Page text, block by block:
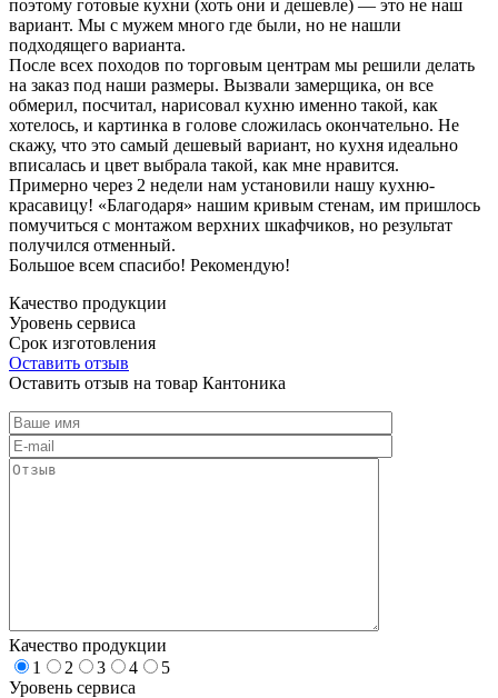
поэтому готовые кухни (хоть они и дешевле) — это не наш
вариант. Мы с мужем много где были, но не нашли
подходящего варианта.
После всех походов по торговым центрам мы решили делать
на заказ под наши размеры. Вызвали замерщика, он все
обмерил, посчитал, нарисовал кухню именно такой, как
хотелось, и картинка в голове сложилась окончательно. Не
скажу, что это самый дешевый вариант, но кухня идеально
вписалась и цвет выбрала такой, как мне нравится.
Примерно через 2 недели нам установили нашу кухню-
красавицу! «Благодаря» нашим кривым стенам, им пришлось
помучиться с монтажом верхних шкафчиков, но результат
получился отменный.
Большое всем спасибо! Рекомендую!
Качество продукции
Уровень сервиса
Срок изготовления
Оставить отзыв
Оставить отзыв на товар Кантоника
Качество продукции
1
2 3 4
5
Уровень сервиса